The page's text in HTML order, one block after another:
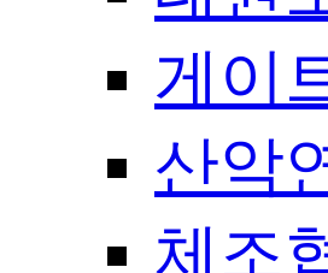
게이
산악
체조